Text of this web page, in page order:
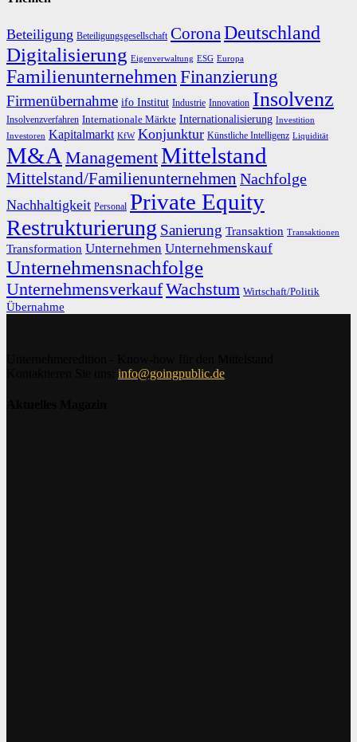
Beteiligung Beteiligungsgesellschaft Corona Deutschland
Digitalisierung Eigenverwaltung ESG Europa
Familienunternehmen Finanzierung
Firmenübernahme ifo Institut Industrie Innovation Insolvenz
Insolvenzverfahren Internationale Märkte Internationalisierung Investition
Investoren Kapitalmarkt KfW Konjunktur Künstliche Intelligenz Liquidität
M&A ManagementMittelstand
Mittelstand/Familienunternehmen Nachfolge
Nachhaltigkeit Personal Private Equity
Restrukturierung Sanierung Transaktion Transaktionen
Transformation Unternehmen Unternehmenskauf
Unternehmensnachfolge
UnternehmensverkaufWachstum Wirtschaft/Politik
Übernahme
info@goingpublic.de